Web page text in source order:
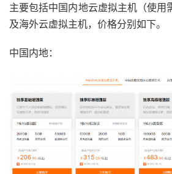
主要包括中国内地云虚拟主机（使用
及海外云虚拟主机，价格分别如下。
中国内地：